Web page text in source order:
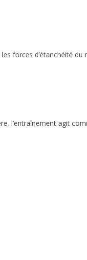
forces d’étanchéité
l’entraînement agit